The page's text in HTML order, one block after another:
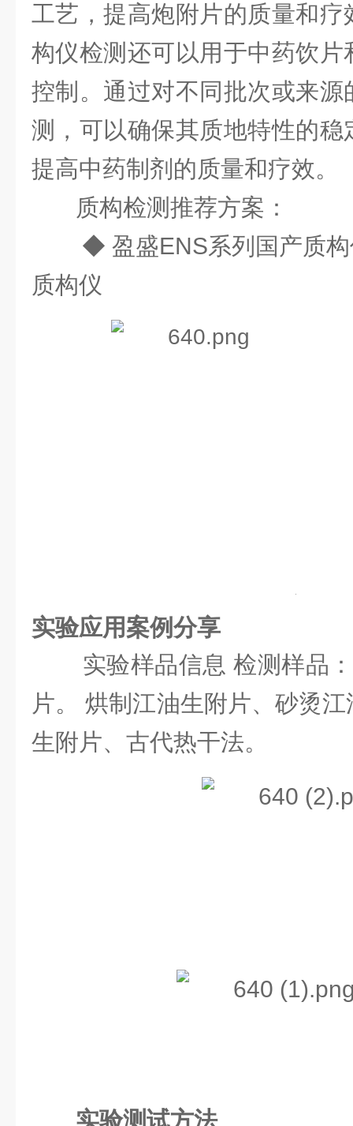
工艺，提高炮附片的质量和
构仪检测还可以用于中药饮
控制。通过对不同批次或来
测，可以确保其质地特性的
提高中药制剂的质量和疗效。
质构检测推荐方案：
◆ 盈盛ENS系列国产质
质构仪
实验应用案例分享
实验样品信息 检测样品
片。 烘制江油生附片、砂烫
生附片、古代热干法。
实验测试方法